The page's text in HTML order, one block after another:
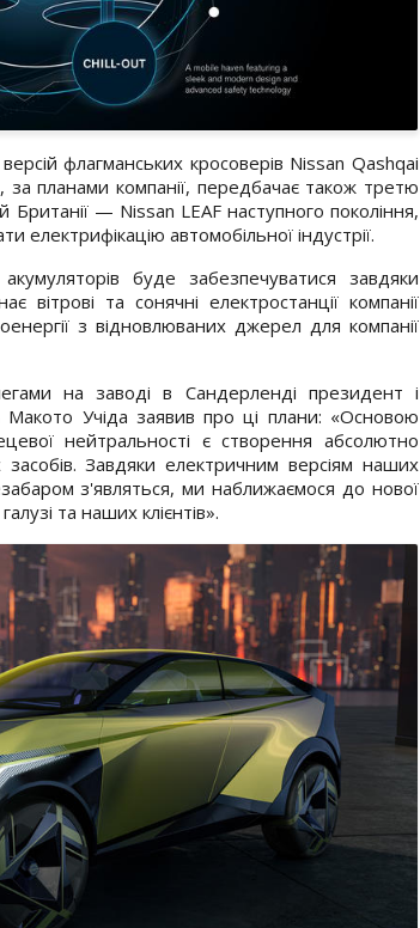
флагманських кросоверів Nissan Qashqai
планами компанії, передбачає також третю
— Nissan LEAF наступного покоління,
електрифікацію автомобільної індустрії.
буде забезпечуватися завдяки
вітрові та сонячні електростанції компанії
з відновлюваних джерел для компанії
на заводі в Сандерленді президент і
Макото Учіда заявив про ці плани: «Основою
нейтральності є створення абсолютно
Завдяки електричним версіям наших
з'являться, ми наближаємося до нової
та наших клієнтів».